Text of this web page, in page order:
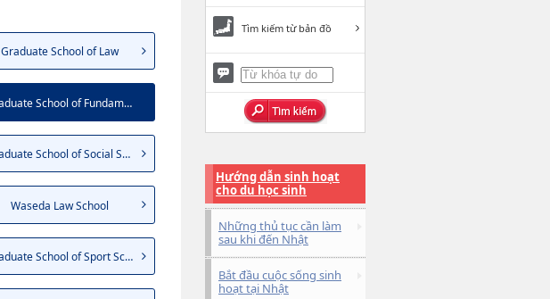
Graduate School of Law
Graduate School of Fundamenta...
Graduate School of Social Sci...
Waseda Law School
Graduate School of Sport Scie...
Tìm kiếm từ bản đồ
Hướng dẫn sinh hoạt
cho du học sinh
Những thủ tục cần làm
sau khi đến Nhật
Bắt đầu cuộc sống sinh
hoạt tại Nhật